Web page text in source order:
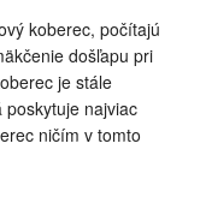
koberec, počítajú
došľapu pri
je stále
najviac
ničím v tomto